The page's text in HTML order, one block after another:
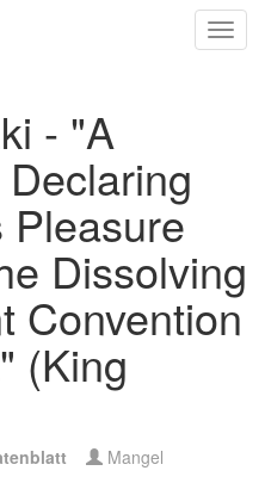
- "A
Pleasure
Dissolving
Convention
(King
Mangel